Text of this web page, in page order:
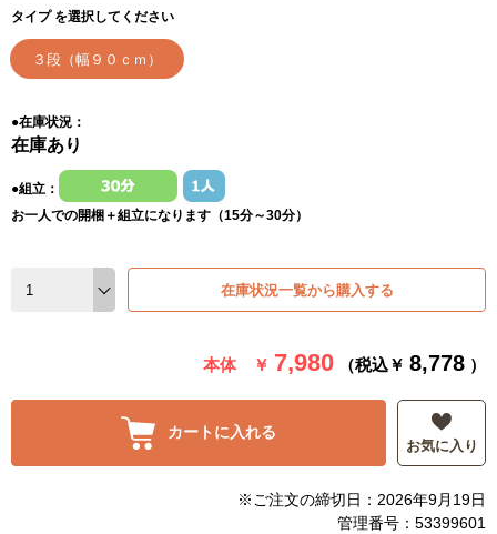
タイプ を選択してください
３段（幅９０ｃｍ）
●在庫状況：
在庫あり
●組立：
お一人での開梱＋組立になります（15分～30分）
在庫状況一覧から購入する
本体 ￥ 7,980 （税込￥ 8,778 ）
カートに入れる
お気に入り
※ご注文の締切日：2026年9月19日
管理番号：53399601